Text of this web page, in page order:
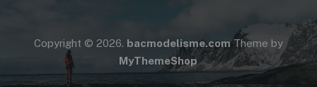
Copyright © 2026. bacmodelisme.comTheme by
MyThemeShop